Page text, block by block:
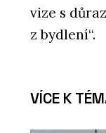
vize s
z bydlení“.
VÍCE K